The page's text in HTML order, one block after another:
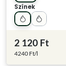
Színek
2 120 Ft
4240 Ft/l